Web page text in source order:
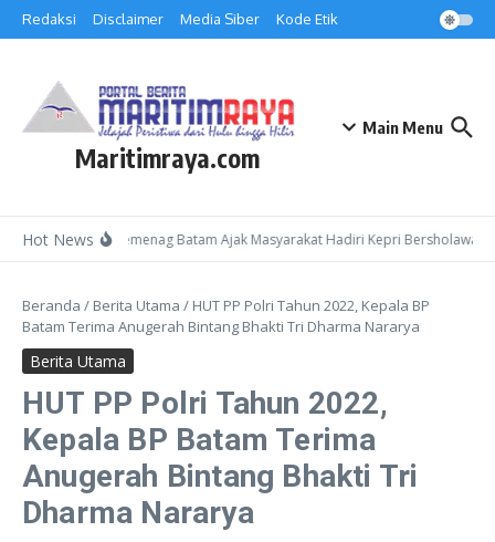
Lewati ke konten
Redaksi Disclaimer Media Siber Kode Etik
Maritimraya.com
Main Menu
Hot NewsKepala Kemenag Batam Ajak Masyarakat Hadiri Kepri Bersholawat 3
Beranda / Berita Utama / HUT PP Polri Tahun 2022, Kepala BP
Batam Terima Anugerah Bintang Bhakti Tri Dharma Nararya
Berita Utama
HUT PP Polri Tahun 2022,
Kepala BP Batam Terima
Anugerah Bintang Bhakti Tri
Dharma Nararya